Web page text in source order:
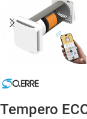
Tempero